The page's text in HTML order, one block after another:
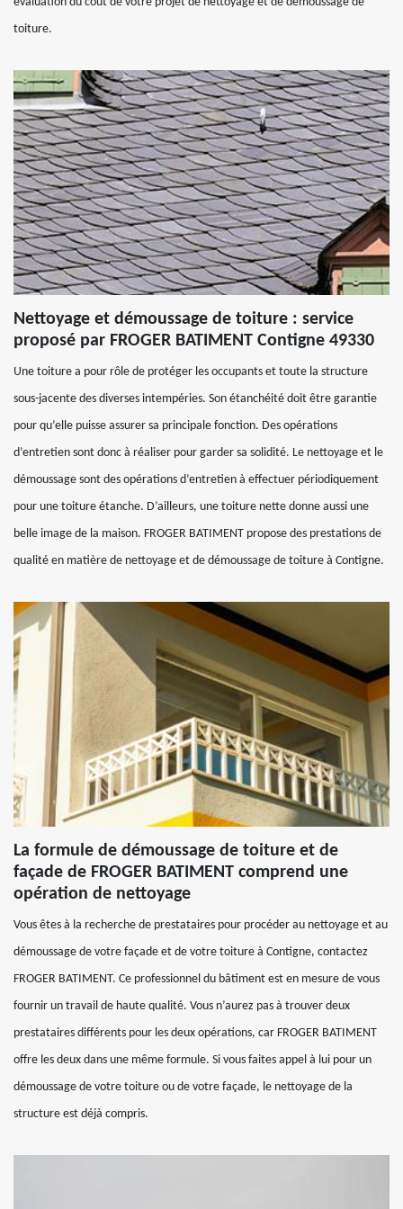
toiture.
Nettoyage et démoussage de toiture : service
proposé par FROGER BATIMENT Contigne 49330
Une toiture a pour rôle de protéger les occupants et toute la structure
sous-jacente des diverses intempéries. Son étanchéité doit être garantie
pour qu’elle puisse assurer sa principale fonction. Des opérations
d’entretien sont donc à réaliser pour garder sa solidité. Le nettoyage et le
démoussage sont des opérations d’entretien à effectuer périodiquement
pour une toiture étanche. D’ailleurs, une toiture nette donne aussi une
belle image de la maison. FROGER BATIMENT propose des prestations de
qualité en matière de nettoyage et de démoussage de toiture à Contigne.
La formule de démoussage de toiture et de
façade de FROGER BATIMENT comprend une
opération de nettoyage
Vous êtes à la recherche de prestataires pour procéder au nettoyage et au
démoussage de votre façade et de votre toiture à Contigne, contactez
FROGER BATIMENT. Ce professionnel du bâtiment est en mesure de vous
fournir un travail de haute qualité. Vous n’aurez pas à trouver deux
prestataires différents pour les deux opérations, car FROGER BATIMENT
offre les deux dans une même formule. Si vous faites appel à lui pour un
démoussage de votre toiture ou de votre façade, le nettoyage de la
structure est déjà compris.